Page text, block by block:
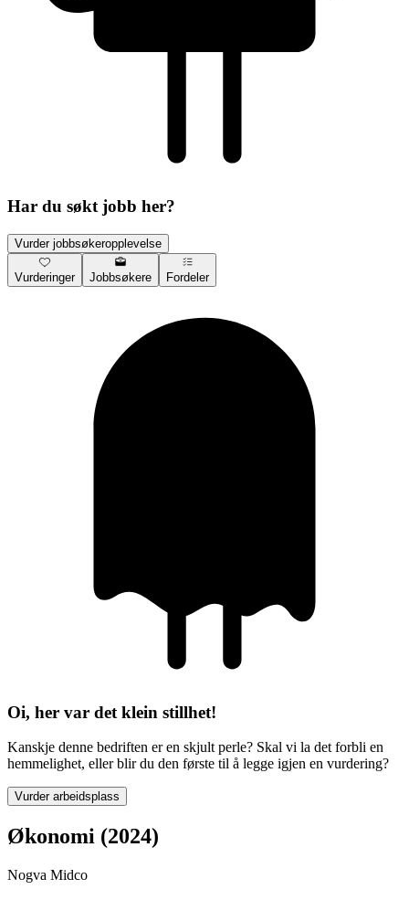
Har du søkt jobb her?
Vurder jobbsøkeropplevelse
Vurderinger Jobbsøkere Fordeler
Oi, her var det klein stillhet!
Kanskje denne bedriften er en skjult perle? Skal vi la det forbli en
hemmelighet, eller blir du den første til å legge igjen en vurdering?
Vurder arbeidsplass
Økonomi (2024)
Nogva Midco